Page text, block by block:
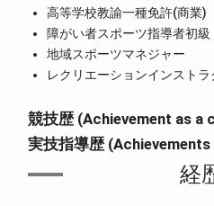
高等学校教諭一種免許(商業)
障がい者スポーツ指導者初級
地域スポーツマネジャー
レクリエーションインスト
競技歴 (Achievement as a
実技指導歴
経